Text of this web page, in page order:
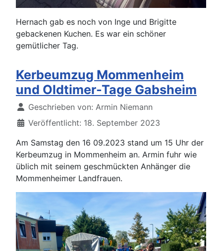
Hernach gab es noch von Inge und Brigitte
gebackenen Kuchen. Es war ein schöner
gemütlicher Tag.
Kerbeumzug Mommenheim
und Oldtimer-Tage Gabsheim
Details
Geschrieben von: Armin Niemann
Veröffentlicht: 18. September 2023
Am Samstag den 16 09.2023 stand um 15 Uhr der
Kerbeumzug in Mommenheim an. Armin fuhr wie
üblich mit seinem geschmückten Anhänger die
Mommenheimer Landfrauen.